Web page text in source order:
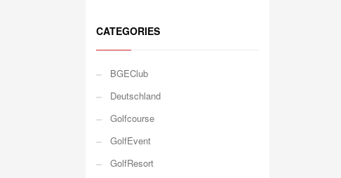
CATEGORIES
BGEClub
Deutschland
Golfcourse
GolfEvent
GolfResort